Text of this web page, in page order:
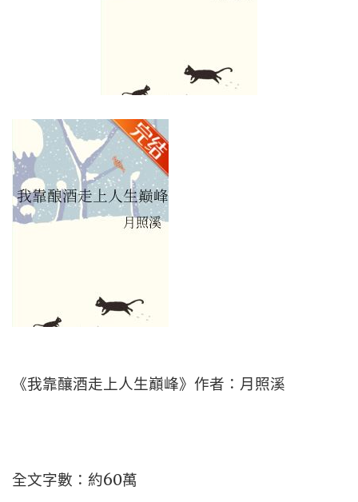
《我靠釀酒走上人生巔峰》作者：月照溪
全文字數：約60萬